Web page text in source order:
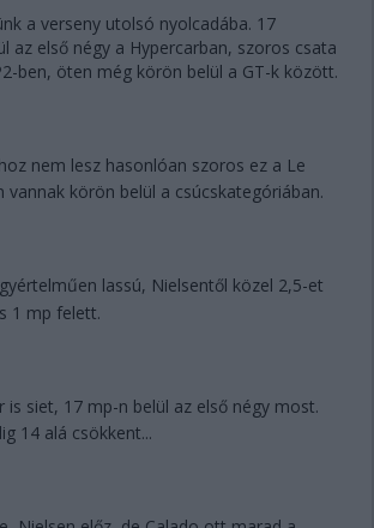
a verseny utolsó nyolcadába. 17
az első négy a Hypercarban, szoros csata
ben, öten még körön belül a GT-k között.
nem lesz hasonlóan szoros ez a Le
vannak körön belül a csúcskategóriában.
lassú, Nielsentől közel 2,5-et
1 mp felett.
is siet, 17 mp-n belül az első négy most.
14 alá csökkent...